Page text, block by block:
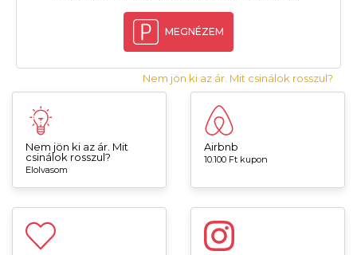
MEGNÉZEM
Nem jön ki az ár. Mit csinálok rosszul?
Nem jön ki az ár. Mit
csinálok rosszul?
Elolvasom
Airbnb
10.100 Ft kupon